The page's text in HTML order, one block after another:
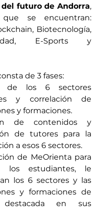
futuro de Andorra,
se encuentran:
Biotecnología,
E-Sports y
de 3 fases:
de los 6 sectores
y correlación de
y formaciones.
de contenidos y
de tutores para la
a esos 6 sectores.
de MeOrienta para
los estudiantes, le
los 6 sectores y las
y formaciones de
destacada en sus